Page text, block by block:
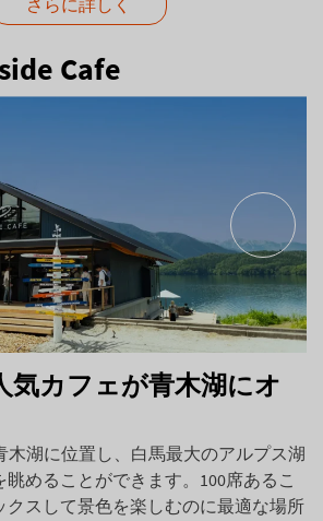
さらに詳しく
Cafe
気カフェが青木湖にオ
木湖に位置し、白馬最大のアルプス湖
めることができます。100席あるこ
クスして景色を楽しむのに最適な場所